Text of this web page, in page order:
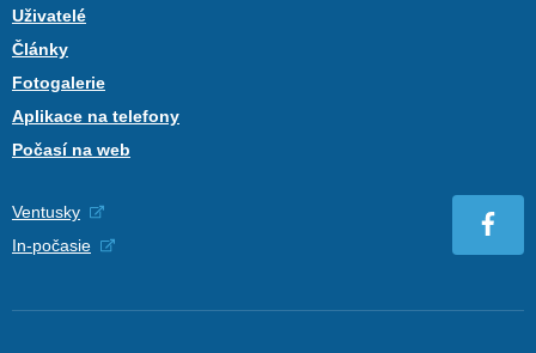
Uživatelé
Články
Fotogalerie
Aplikace na telefony
Počasí na web
Ventusky
In-počasie